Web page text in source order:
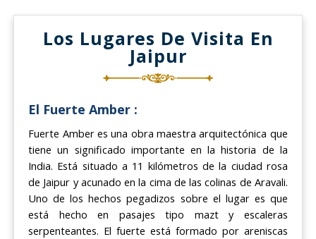
Los Lugares De Visita En
Jaipur
El Fuerte Amber :
Fuerte Amber es una obra maestra arquitectónica que
tiene un significado importante en la historia de la
India. Está situado a 11 kilómetros de la ciudad rosa
de Jaipur y acunado en la cima de las colinas de Aravali.
Uno de los hechos pegadizos sobre el lugar es que
está hecho en pasajes tipo mazt y escaleras
serpenteantes. El fuerte está formado por areniscas